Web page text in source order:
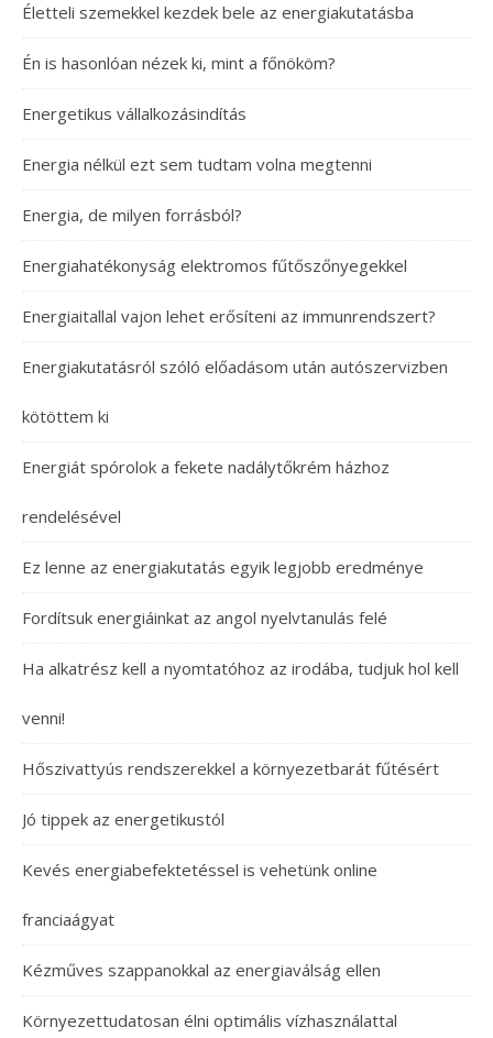
Életteli szemekkel kezdek bele az energiakutatásba
Én is hasonlóan nézek ki, mint a főnököm?
Energetikus vállalkozásindítás
Energia nélkül ezt sem tudtam volna megtenni
Energia, de milyen forrásból?
Energiahatékonyság elektromos fűtőszőnyegekkel
Energiaitallal vajon lehet erősíteni az immunrendszert?
Energiakutatásról szóló előadásom után autószervizben
kötöttem ki
Energiát spórolok a fekete nadálytőkrém házhoz
rendelésével
Ez lenne az energiakutatás egyik legjobb eredménye
Fordítsuk energiáinkat az angol nyelvtanulás felé
Ha alkatrész kell a nyomtatóhoz az irodába, tudjuk hol kell
venni!
Hőszivattyús rendszerekkel a környezetbarát fűtésért
Jó tippek az energetikustól
Kevés energiabefektetéssel is vehetünk online
franciaágyat
Kézműves szappanokkal az energiaválság ellen
Környezettudatosan élni optimális vízhasználattal